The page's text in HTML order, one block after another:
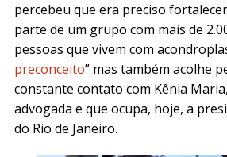
percebeu que era preciso
parte de um grupo com mais de
pessoas que vivem com
preconceito” mas também acolhe
constante contato com Kênia
advogada e que ocupa, hoje, a
do Rio de Janeiro.